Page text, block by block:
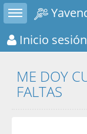
Toggle sidebar
Inicio sesión
ME DOY
FALTAS